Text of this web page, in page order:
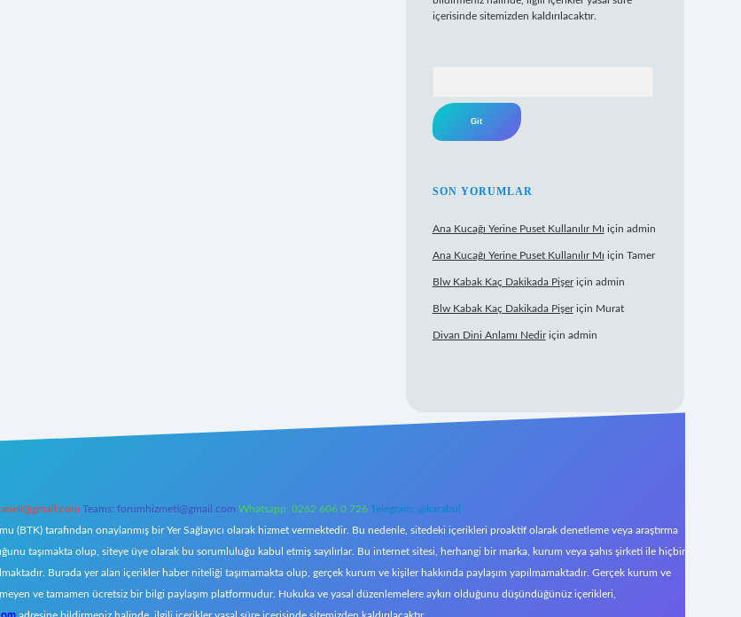
içerisinde sitemizden kaldırılacaktır.
SON YORUMLAR
Ana Kucağı Yerine Puset Kullanılır Mı için admin
Ana Kucağı Yerine Puset Kullanılır Mı için Tamer
Blw Kabak Kaç Dakikada Pişeriçin admin
Blw Kabak Kaç Dakikada Pişeriçin Murat
Divan Dini Anlamı Nediriçin admin
Teams: forumhizmeti@gmail.com Whatsapp: 0262 606 0 726 Telegram: @karabul
(BTK) tarafından onaylanmış bir Yer Sağlayıcı olarak hizmet vermektedir. Bu nedenle, sitedeki içerikleri proaktif olarak denetleme veya araştırma
taşımakta olup, siteye üye olarak bu sorumluluğu kabul etmiş sayılırlar. Bu internet sitesi, herhangi bir marka, kurum veya şahıs şirketi ile hiçbir
Burada yer alan içerikler haber niteliği taşımamakta olup, gerçek kurum ve kişiler hakkında paylaşım yapılmamaktadır. Gerçek kurum ve
ve tamamen ücretsiz bir bilgi paylaşım platformudur. Hukuka ve yasal düzenlemelere aykırı olduğunu düşündüğünüz içerikleri,